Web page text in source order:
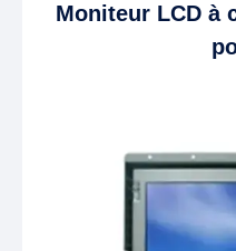
Moniteur LCD à